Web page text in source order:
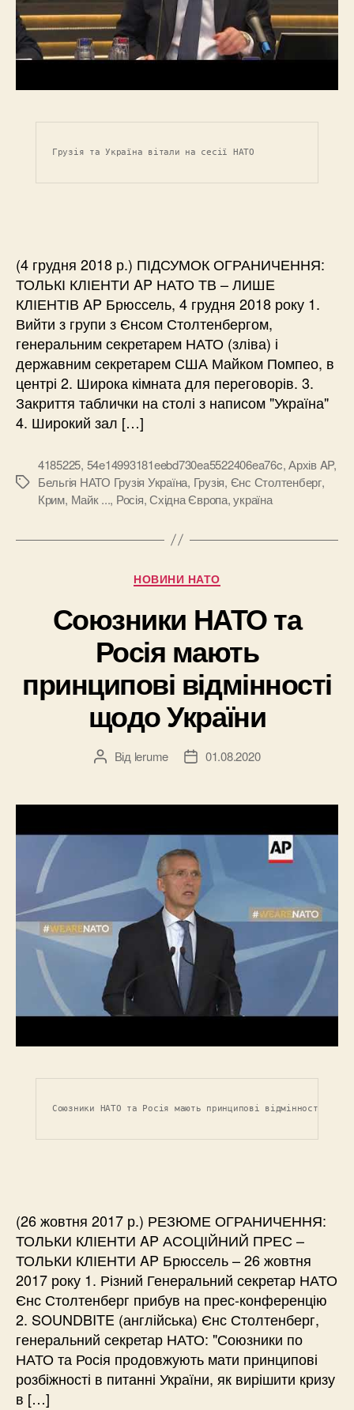
Грузія та Україна вітали на сесії НАТО
(4 грудня 2018 р.) ПІДСУМОК ОГРАНИЧЕННЯ:
ТОЛЬКІ КЛІЕНТИ AP НАТО ТВ – ЛИШЕ
КЛІЕНТІВ AP Брюссель, 4 грудня 2018 року 1.
Вийти з групи з Єнсом Столтенбергом,
генеральним секретарем НАТО (зліва) і
державним секретарем США Майком Помпео, в
центрі 2. Широка кімната для переговорів. 3.
Закриття таблички на столі з написом "Україна"
4. Широкий зал […]
Позначки
4185225, 54e14993181eebd730ea5522406ea76c,Архів AP,
Бельгія НАТО Грузія Україна, Грузія, Єнс Столтенберг,
Крим, Майк ..., Росія,Східна Європа,україна
Категорії
НОВИНИ НАТО
Союзники НАТО та
Росія мають
принципові відмінності
щодо України
Автор
Від lerume
Дата01.08.2020
Союзники НАТО та Росія мають принципові відмінності щодо
(26 жовтня 2017 р.) РЕЗЮМЕ ОГРАНИЧЕННЯ:
ТОЛЬКИ КЛІЕНТИ AP АСОЦІЙНИЙ ПРЕС –
ТОЛЬКИ КЛІЕНТИ AP Брюссель – 26 жовтня
2017 року 1. Різний Генеральний секретар НАТО
Єнс Столтенберг прибув на прес-конференцію
2. SOUNDBITE (англійська) Єнс Столтенберг,
генеральний секретар НАТО: "Союзники по
НАТО та Росія продовжують мати принципові
розбіжності в питанні України, як вирішити кризу
в […]